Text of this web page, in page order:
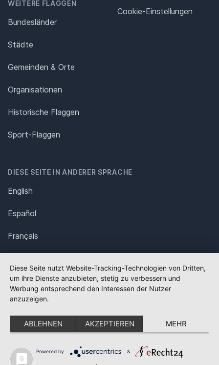
WEITERE FLAGGEN
Bundesländer
Städte
Gemeinden & Orte
Organisationen
Historische Flaggen
Sport-Flaggen
Cookie-Einstellungen
DIESE SEITE IN ANDERER SPRACHE
English
Español
Français
Polska
Português
Nederlands
Svenska
Diese Seite nutzt Website-Tracking-Technologien von Dritten,
um ihre Dienste anzubieten, stetig zu verbessern und
Werbung entsprechend den Interessen der Nutzer
anzuzeigen.
ABLEHNEN AKZEPTIEREN MEHR
Powered by &